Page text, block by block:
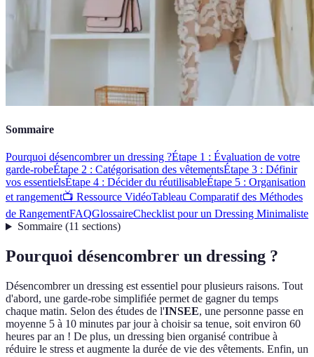
Sommaire
Pourquoi désencombrer un dressing ?Étape 1 : Évaluation de votre
garde-robeÉtape 2 : Catégorisation des vêtementsÉtape 3 : Définir
vos essentielsÉtape 4 : Décider du réutilisableÉtape 5 : Organisation
et rangement📺 Ressource VidéoTableau Comparatif des Méthodes
de RangementFAQGlossaireChecklist pour un Dressing Minimaliste
Sommaire(11 sections)
Pourquoi désencombrer un dressing ?
Désencombrer un dressing est essentiel pour plusieurs raisons. Tout
d'abord, une garde-robe simplifiée permet de gagner du temps
chaque matin. Selon des études de l'INSEE, une personne passe en
moyenne 5 à 10 minutes par jour à choisir sa tenue, soit environ 60
heures par an ! De plus, un dressing bien organisé contribue à
réduire le stress et augmente la durée de vie des vêtements. Enfin, un